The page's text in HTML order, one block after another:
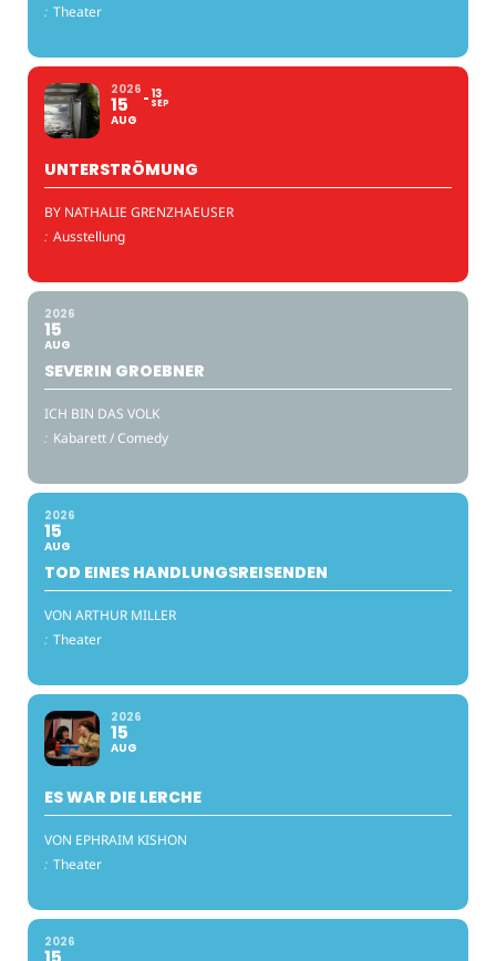
: Theater
2026
15
AUG
13
SEP
UNTERSTRÖMUNG
BY NATHALIE GRENZHAEUSER
: Ausstellung
2026
15
AUG
SEVERIN GROEBNER
ICH BIN DAS VOLK
: Kabarett / Comedy
2026
15
AUG
TOD EINES HANDLUNGSREISENDEN
VON ARTHUR MILLER
: Theater
2026
15
AUG
ES WAR DIE LERCHE
VON EPHRAIM KISHON
: Theater
2026